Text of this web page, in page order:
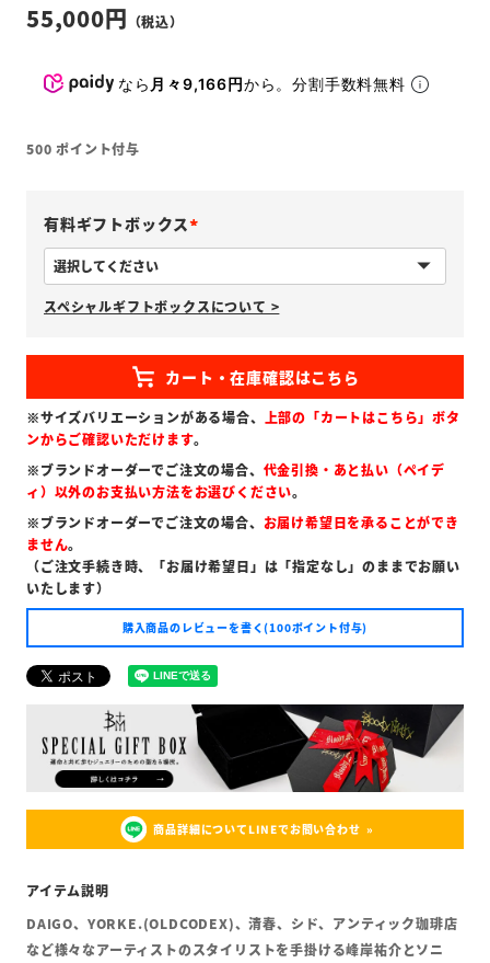
55,000
なら 月々9,166円から。分割手数料無料
500 ポイント付与
有料ギフトボックス
必
須
)
スペシャルギフトボックスについて >
※サイズバリエーションがある場合、 上部の「カートはこちら」ボタ
ンからご確認いただけます。
※ブランドオーダーでご注文の場合、 代金引換・あと払い（ペイデ
ィ）以外のお支払い方法をお選びください。
※ブランドオーダーでご注文の場合、 お届け希望日を承ることができ
ません。
（ご注文手続き時、「お届け希望日」は「指定なし」のままでお願い
いたします）
購入商品のレビューを書く(100ポイント付与)
商品詳細についてLINEでお問い合わせ
DAIGO、YORKE.(OLDCODEX)、清春、シド、アンティック珈琲店
など様々なアーティストのスタイリストを手掛ける峰岸祐介とソニ